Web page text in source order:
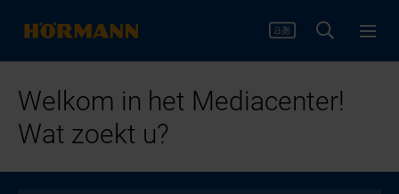
Welkom in het Mediacenter!
Wat zoekt u?